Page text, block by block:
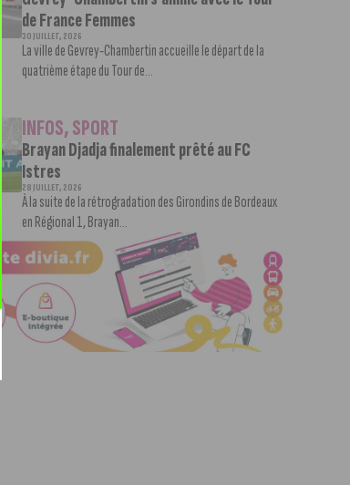
de France Femmes
30 JUILLET, 2026
La ville de Gevrey-Chambertin accueille le départ de la
quatrième étape du Tour de...
INFOS,SPORT
Brayan Djadja finalement prêté au FC
Istres
28 JUILLET, 2026
À la suite de la rétrogradation des Girondins de Bordeaux
en Régional 1, Brayan...